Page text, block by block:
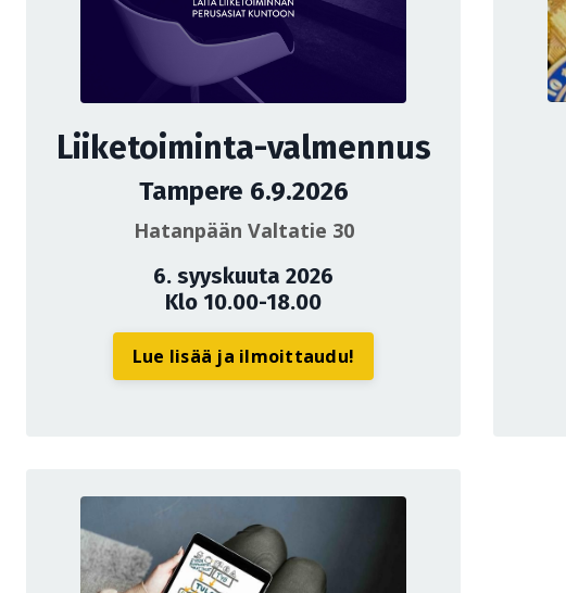
Liiketoiminta-valmennus
Tampere 6.9.2026
Hatanpään Valtatie 30
6. syyskuuta 2026
Klo 10.00-18.00
Lue lisää ja ilmoittaudu!